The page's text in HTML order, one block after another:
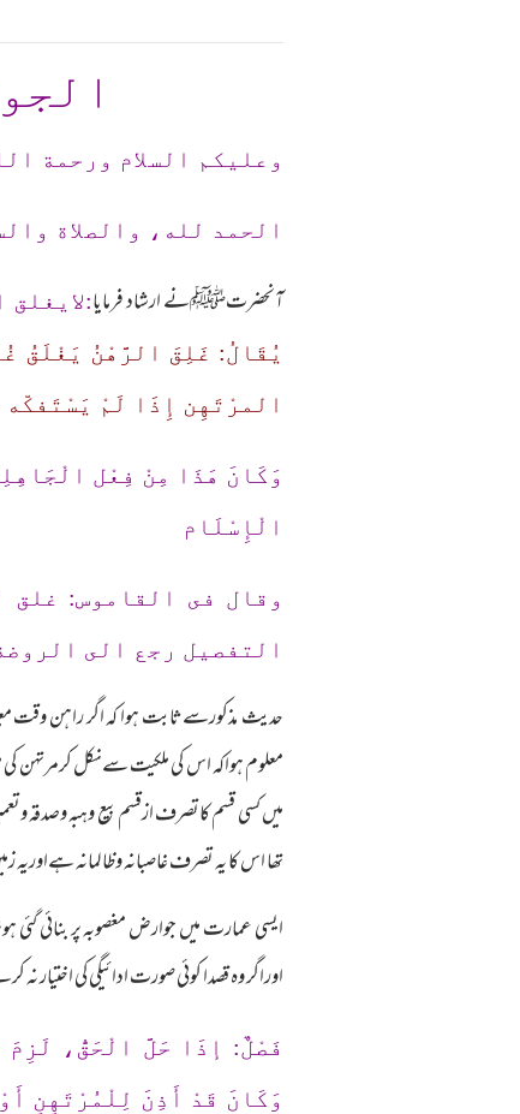
وعلیکم السلام ورحمة
الحمد لله، والصلاة
آنحضرتﷺنے ارشاد فرمایا
يُقَالُ: غَلِقَ الرَّهْنُ يَغْلَقُ
المرْتَهِن إِذَا لَمْ يَسْتَفكّه
وَكَانَ هَذَا مِنْ فِعْل
الْإِسْلَام
وقال فى القاموس:
التفصيل رجع الى الروضة
حديث مذکورسےثابت ہوا کہ اگر راہن وقت
معلوم ہواکہ اس کی ملکیت سےنکل کرمرتہن
میں کسی قسم کاتصرف ازقسم بیع وہبہ وصدقہ
تھا اس کا یہ تصرف غاصبانہ وظالمانہ
ایسی عمارت میں جوارض مغصوبہ پر بنائی گئی
اوراگر وہ قصدا کوئی صورت ادائیگی کی
فَصْلٌ: إذَا حَلَّ الْحَقُّ،
وَكَانَ قَدْ أَذِنَ لِلْمُرْتَهِنِ